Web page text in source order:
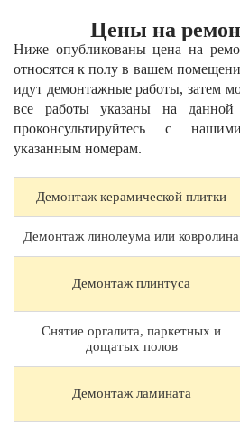
Цены на
Ниже опубликованы цена на
относятся к полу в вашем
идут демонтажные работы, затем
все работы указаны на данной
проконсультируйтесь с
указанным номерам.
Демонтаж керамической плитки
Демонтаж линолеума или ковролина
Демонтаж плинтуса
Снятие оргалита, паркетных и
дощатых полов
Демонтаж ламината